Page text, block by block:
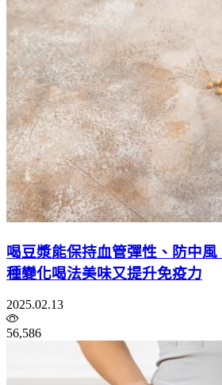
喝豆漿能保持血管彈性、防中
種變化喝法美味又提升免疫力
2025.02.13
56,586